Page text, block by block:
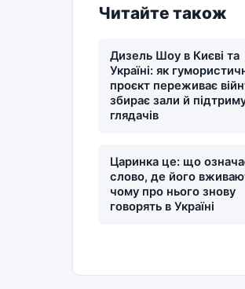
Читайте також
Дизель Шоу в Києві та
Україні: як
проєкт переживає
збирає зали й
глядачів
Царинка це: що
слово, де його
чому про нього знову
говорять в Україні